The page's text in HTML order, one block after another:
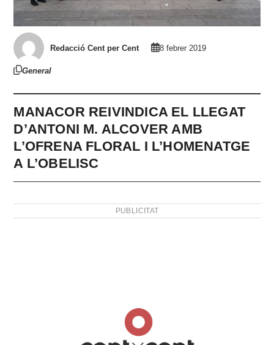
Redacció Cent per Cent 8 febrer 2019
General
MANACOR REIVINDICA EL LLEGAT
D’ANTONI M. ALCOVER AMB
L’OFRENA FLORAL I L’HOMENATGE
A L’OBELISC
PUBLICITAT